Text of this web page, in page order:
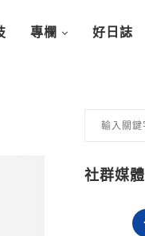
專欄 好日誌
社群媒體